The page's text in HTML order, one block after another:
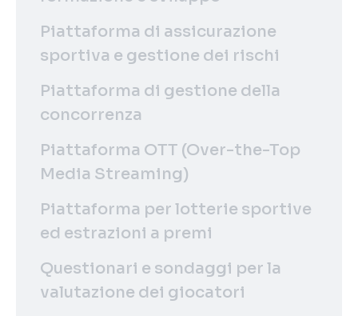
Piattaforma di assicurazione
sportiva e gestione dei rischi
Piattaforma di gestione della
concorrenza
Piattaforma OTT (Over-the-Top
Media Streaming)
Piattaforma per lotterie sportive
ed estrazioni a premi
Questionari e sondaggi per la
valutazione dei giocatori